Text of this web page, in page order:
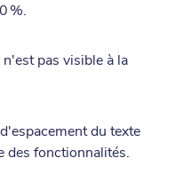
%.
pas visible à la
du texte
des fonctionnalités.